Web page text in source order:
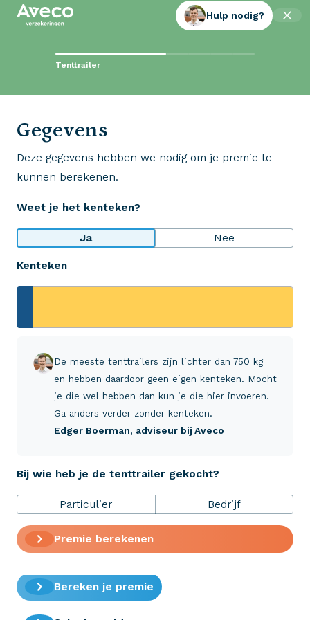
Tenttrailer
Hulp nodig?
Gegevens
Deze gegevens hebben we nodig om je premie te
kunnen berekenen.
Weet je het kenteken?
Ja Nee
Kenteken
De meeste tenttrailers zijn lichter dan 750 kg
en hebben daardoor geen eigen kenteken. Mocht
je die wel hebben dan kun je die hier invoeren.
Ga anders verder zonder kenteken.
Edger Boerman, adviseur bij Aveco
Bij wie heb je de tenttrailer gekocht?
Particulier Bedrijf
Premie berekenen
Contact met Aveco?
Wij staan voor je klaar!
Wij krijgen een 8,5!
Op basis van ruim 3.000 reviews
Bekijk wat anderen over ons zeggen
+31 (0)523 - 20 80 30
ZekerheidsPakket
Over Aveco
Eenvoudig zelf regelen
Bereken je premie